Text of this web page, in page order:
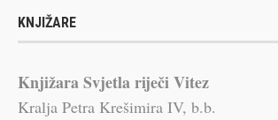
KNJIŽARE
Knjižara Svjetla riječi Vitez
Kralja Petra Krešimira IV, b.b.